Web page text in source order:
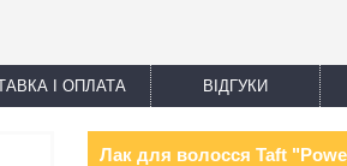
І ОПЛАТА ВІДГУКИ
Лак для волосся Taft